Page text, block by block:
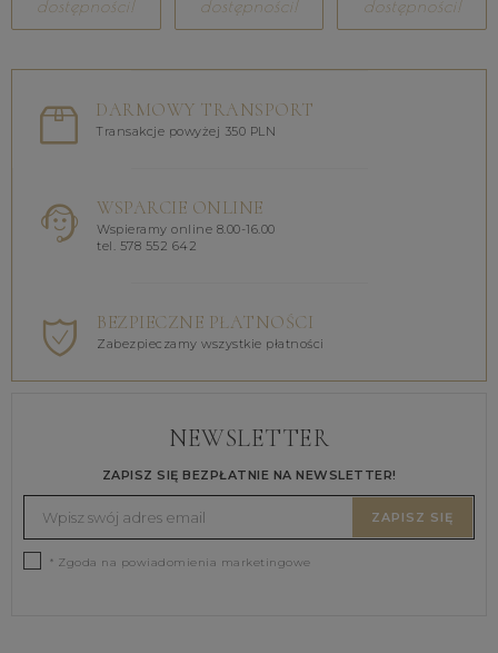
dostępności!
dostępności!
dostępności!
DARMOWY TRANSPORT
Transakcje powyżej 350 PLN
WSPARCIE ONLINE
Wspieramy online 8.00-16.00
tel. 578 552 642
BEZPIECZNE PŁATNOŚCI
Zabezpieczamy wszystkie płatności
NEWSLETTER
ZAPISZ SIĘ BEZPŁATNIE NA NEWSLETTER!
ZAPISZ SIĘ
* Zgoda na powiadomienia marketingowe